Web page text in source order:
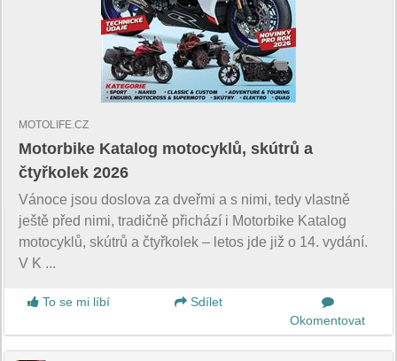
MOTOLIFE.CZ
Motorbike Katalog motocyklů, skútrů a
čtyřkolek 2026
Vánoce jsou doslova za dveřmi a s nimi, tedy vlastně
ještě před nimi, tradičně přichází i Motorbike Katalog
motocyklů, skútrů a čtyřkolek – letos jde již o 14. vydání.
V K ...
To se mi líbí
Sdílet
Okomentovat